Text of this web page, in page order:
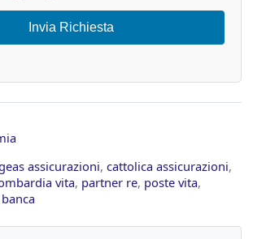
Invia Richiesta
assicurazioni, cattolica assicurazioni,
vita, partner re, poste vita,